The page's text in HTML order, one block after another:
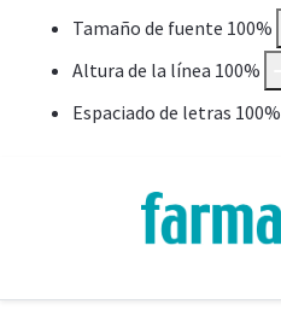
Tamaño de fuente 100%
Altura de la línea 100%
Espaciado de letras 100%